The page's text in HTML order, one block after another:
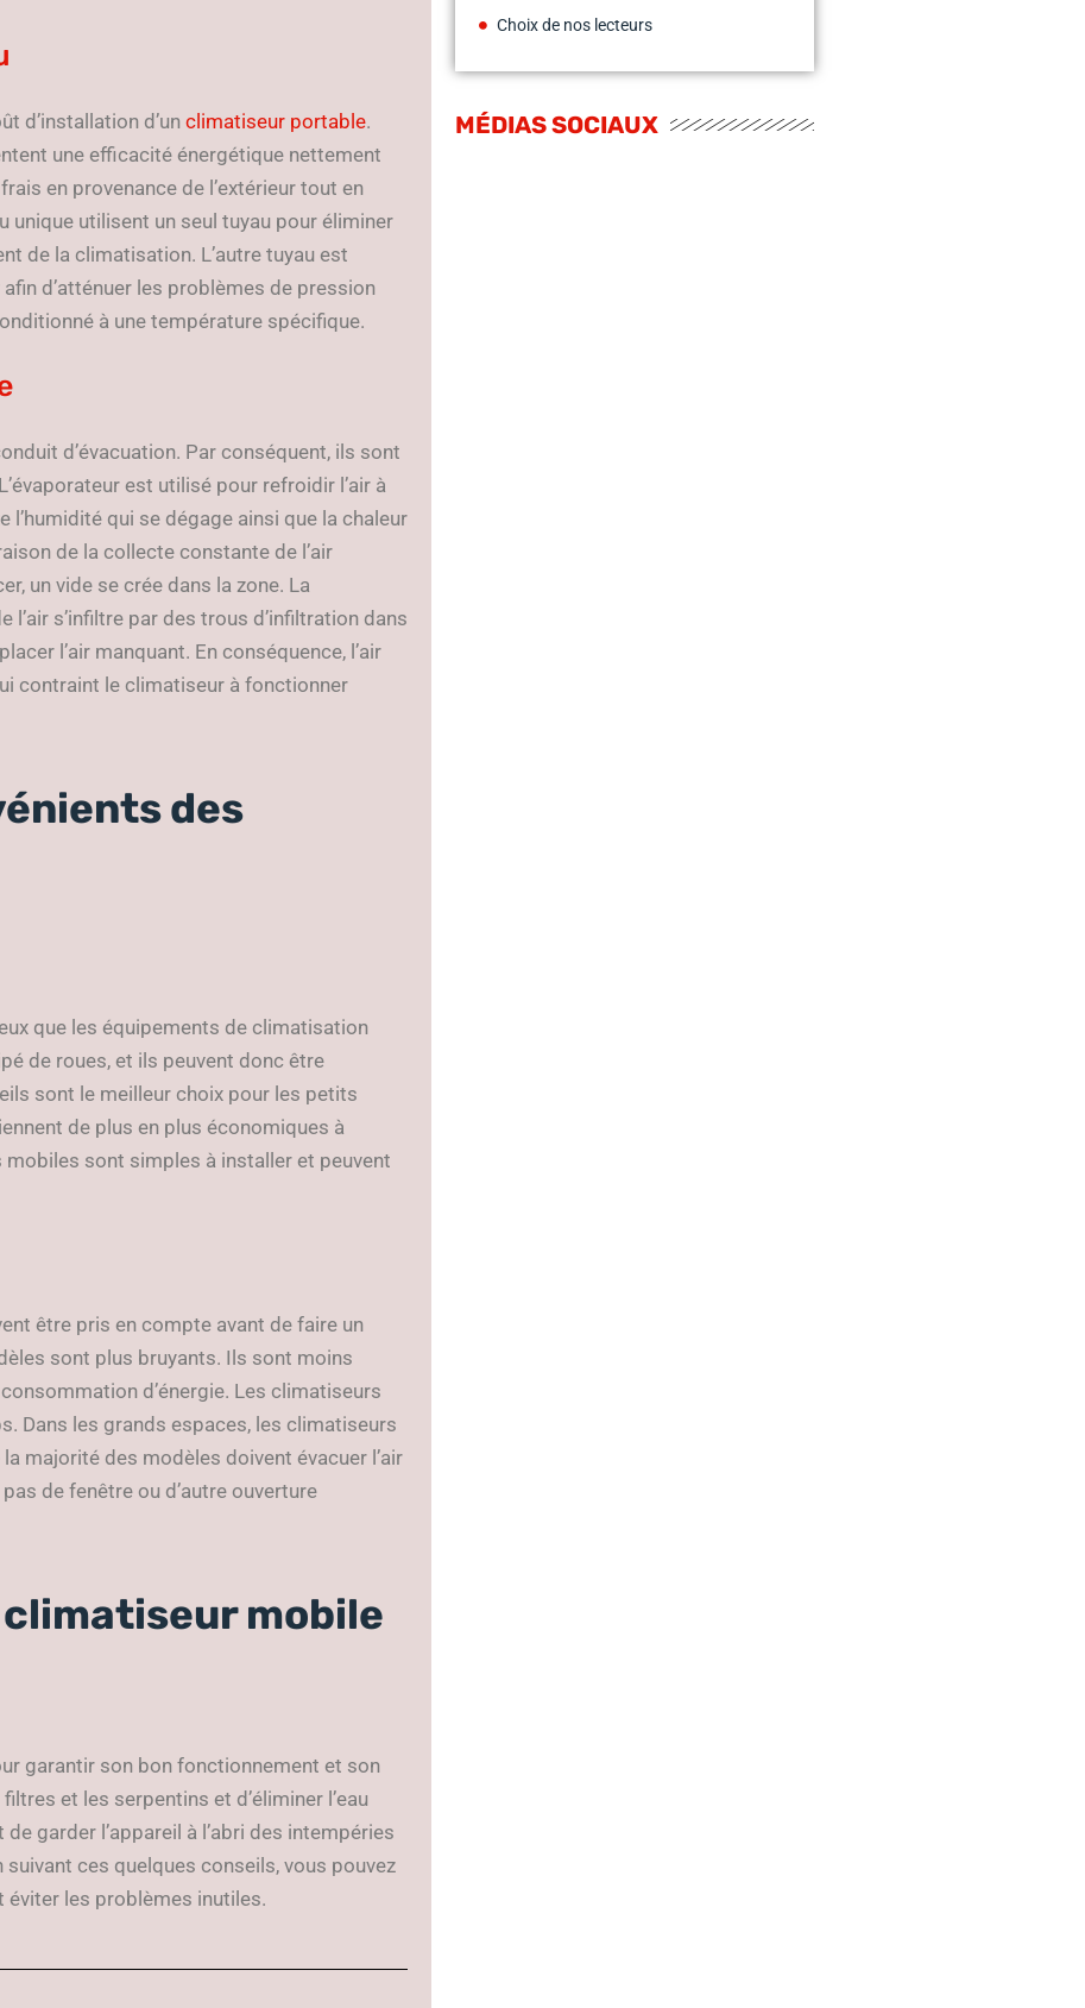
d’installation d’un climatiseur portable.
une efficacité énergétique nettement
en provenance de l’extérieur tout en
unique utilisent un seul tuyau pour éliminer
de la climatisation. L’autre tuyau est
d’atténuer les problèmes de pression
à une température spécifique.
d’évacuation. Par conséquent, ils sont
est utilisé pour refroidir l’air à
l’humidité qui se dégage ainsi que la chaleur
de la collecte constante de l’air
un vide se crée dans la zone. La
s’infiltre par des trous d’infiltration dans
l’air manquant. En conséquence, l’air
contraint le climatiseur à fonctionner
des
que les équipements de climatisation
de roues, et ils peuvent donc être
sont le meilleur choix pour les petits
de plus en plus économiques à
sont simples à installer et peuvent
être pris en compte avant de faire un
sont plus bruyants. Ils sont moins
d’énergie. Les climatiseurs
Dans les grands espaces, les climatiseurs
majorité des modèles doivent évacuer l’air
de fenêtre ou d’autre ouverture
mobile
garantir son bon fonctionnement et son
et les serpentins et d’éliminer l’eau
garder l’appareil à l’abri des intempéries
ces quelques conseils, vous pouvez
éviter les problèmes inutiles.
Choix de nos lecteurs
MÉDIAS SOCIAUX